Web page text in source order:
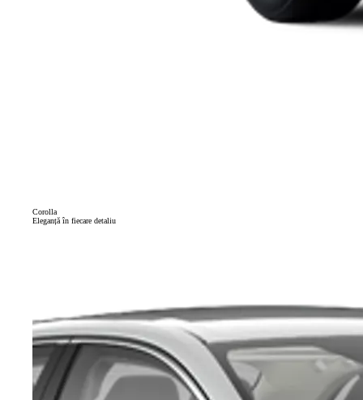
Corolla
Eleganță în fiecare detaliu